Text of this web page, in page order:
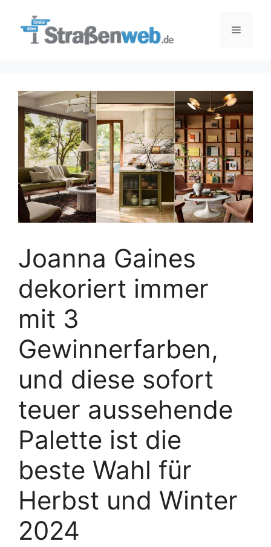
Menü
Joanna Gaines
dekoriert immer
mit 3
Gewinnerfarben,
und diese sofort
teuer aussehende
Palette ist die
beste Wahl für
Herbst und Winter
2024